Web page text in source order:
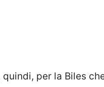
per la Biles